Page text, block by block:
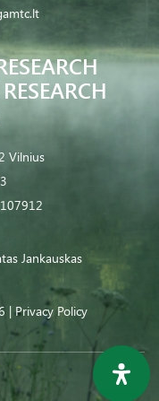
Vilnius
| Privacy Policy
Jankauskas